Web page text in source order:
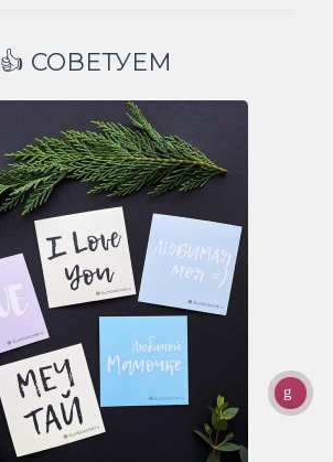
👍 СОВЕТУЕМ